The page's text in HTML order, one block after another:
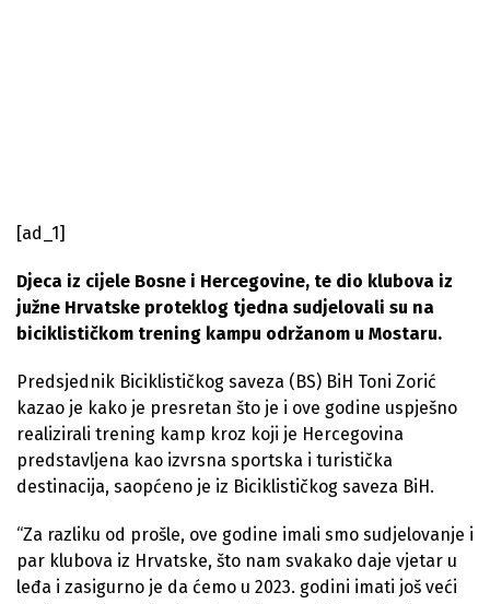
[ad_1]
Djeca iz cijele Bosne i Hercegovine, te dio klubova iz
južne Hrvatske proteklog tjedna sudjelovali su na
biciklističkom trening kampu održanom u Mostaru.
Predsjednik Biciklističkog saveza (BS) BiH Toni Zorić
kazao je kako je presretan što je i ove godine uspješno
realizirali trening kamp kroz koji je Hercegovina
predstavljena kao izvrsna sportska i turistička
destinacija, saopćeno je iz Biciklističkog saveza BiH.
“Za razliku od prošle, ove godine imali smo sudjelovanje i
par klubova iz Hrvatske, što nam svakako daje vjetar u
leđa i zasigurno je da ćemo u 2023. godini imati još veći